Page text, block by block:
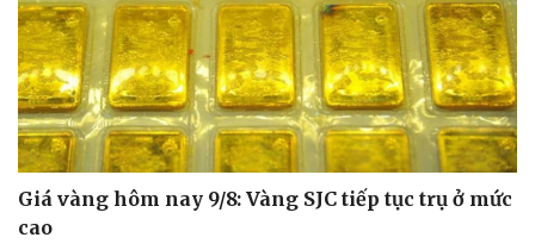
Giá vàng hôm nay 9/8: Vàng SJC tiếp tục trụ ở mức
cao